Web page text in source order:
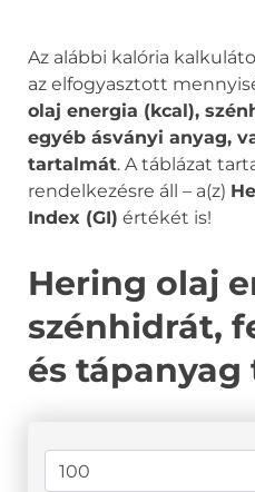
Az alábbi kalória
az elfogyasztott
olaj energia (kcal),
egyéb ásványi anyag,
tartalmát. A táblázat
rendelkezésre áll – a(z)
Index (GI) értékét is!
Hering olaj
szénhidrát,
és tápanyag